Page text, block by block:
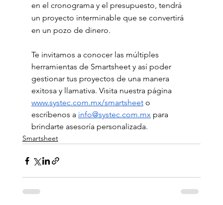
en el cronograma y el presupuesto, tendrá
un proyecto interminable que se convertirá
en un pozo de dinero.
Te invitamos a conocer las múltiples
herramientas de Smartsheet y así poder
gestionar tus proyectos de una manera
exitosa y llamativa. Visita nuestra página
www.systec.com.mx/smartsheet o
escríbenos a info@systec.com.mx para
brindarte asesoría personalizada.
Smartsheet